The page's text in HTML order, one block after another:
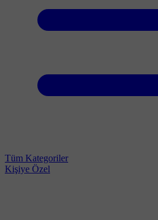
Tüm Kategoriler
Kişiye Özel